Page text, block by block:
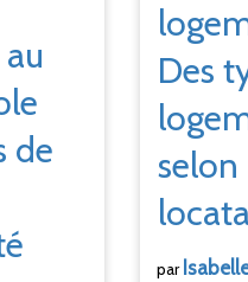
de
Des
selon
par